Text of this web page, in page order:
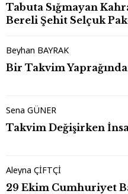
Tabuta Sığmayan
Bereli Şehit Selçuk
Beyhan BAYRAK
Bir Takvim
Sena GÜNER
Takvim Değişirken
Aleyna ÇİFTÇİ
29 Ekim Cumhuriyet